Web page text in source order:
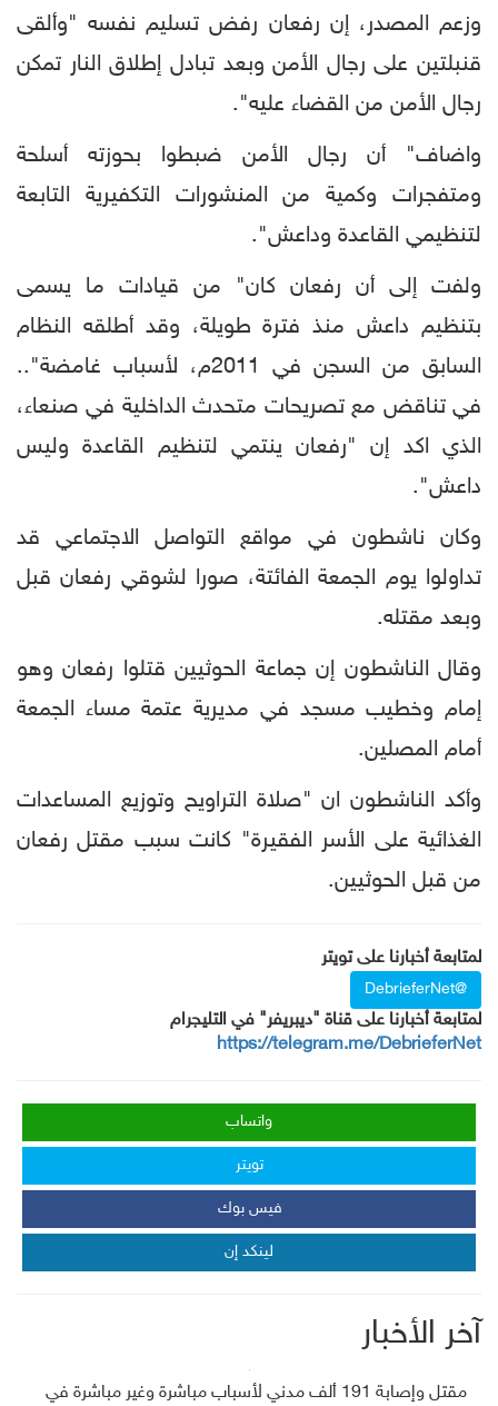
وزعم المصدر، إن رفعان رفض تسليم نفسه "وألقى
قنبلتين على رجال الأمن وبعد تبادل إطلاق النار تمكن
رجال الأمن من القضاء عليه".
واضاف" أن رجال الأمن ضبطوا بحوزته أسلحة
ومتفجرات وكمية من المنشورات التكفيرية التابعة
لتنظيمي القاعدة وداعش".
ولفت إلى أن رفعان كان" من قيادات ما يسمى
بتنظيم داعش منذ فترة طويلة، وقد أطلقه النظام
السابق من السجن في 2011م، لأسباب غامضة"..
في تناقض مع تصريحات متحدث الداخلية في صنعاء،
الذي اكد إن "رفعان ينتمي لتنظيم القاعدة وليس
داعش".
وكان ناشطون في مواقع التواصل الاجتماعي قد
تداولوا يوم الجمعة الفائتة، صورا لشوقي رفعان قبل
وبعد مقتله.
وقال الناشطون إن جماعة الحوثيين قتلوا رفعان وهو
إمام وخطيب مسجد في مديرية عتمة مساء الجمعة
أمام المصلين.
وأكد الناشطون ان "صلاة التراويح وتوزيع المساعدات
الغذائية على الأسر الفقيرة" كانت سبب مقتل رفعان
من قبل الحوثيين.
لمتابعة أخبارنا على تويتر
@DebrieferNet
لمتابعة أخبارنا على قناة "ديبريفر" في التليجرام
https://telegram.me/DebrieferNet
واتساب
تويتر
فيس بوك
لينكد إن
آخر الأخبار
مقتل وإصابة 191 ألف مدني لأسباب مباشرة وغير مباشرة في